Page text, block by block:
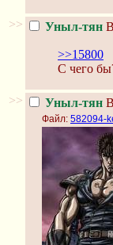
>> Уныл-тян
>>15800
С чего
>> Уныл-тян
Файл: 582094-